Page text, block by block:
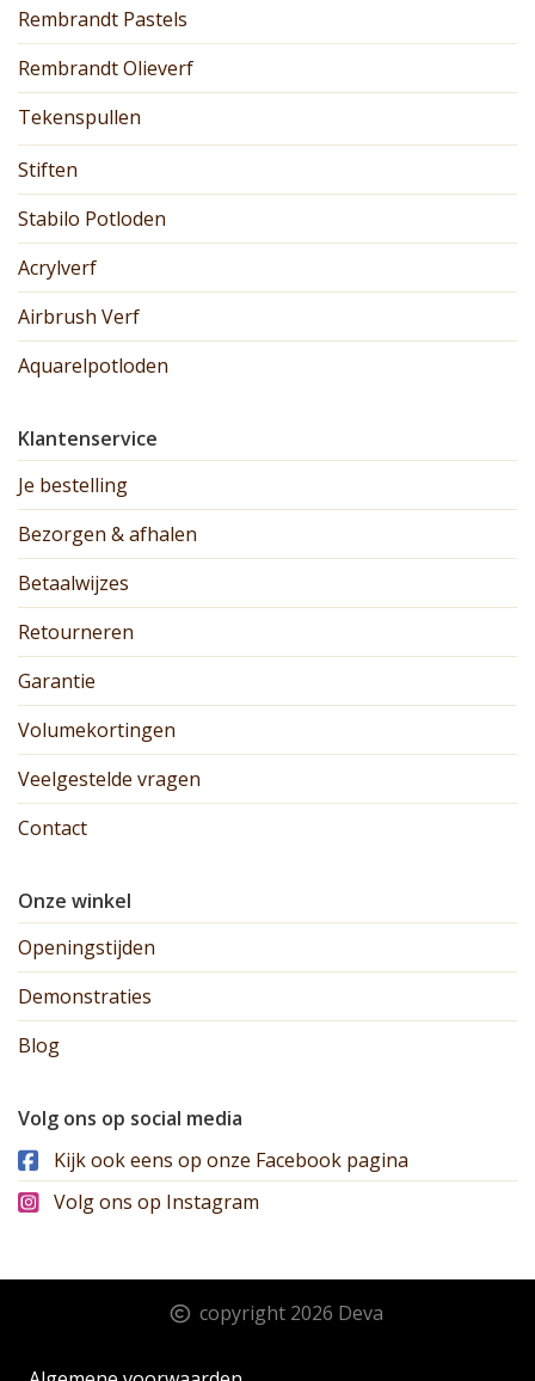
Rembrandt Pastels
Rembrandt Olieverf
Tekenspullen
Stiften
Stabilo Potloden
Acrylverf
Airbrush Verf
Aquarelpotloden
Klantenservice
Je bestelling
Bezorgen & afhalen
Betaalwijzes
Retourneren
Garantie
Volumekortingen
Veelgestelde vragen
Contact
Onze winkel
Openingstijden
Demonstraties
Blog
Volg ons op social media
Kijk ook eens op onze Facebook pagina
Volg ons op Instagram
copyright 2026 Deva